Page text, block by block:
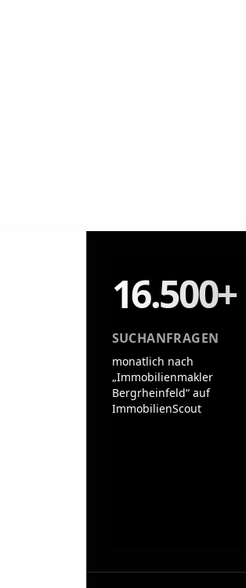
16.500+
SUCHANFRAGEN
monatlich nach
„Immobilienmakler
Bergrheinfeld“ auf
ImmobilienScout